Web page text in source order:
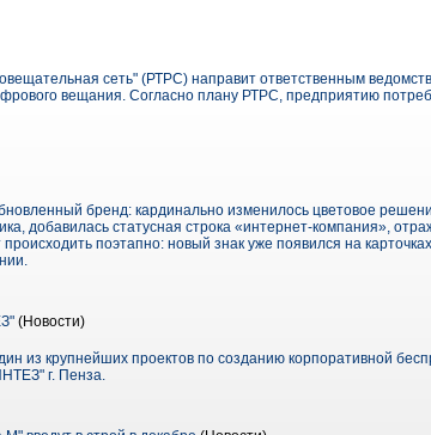
сеть" (РТРС) направит ответственным
вещания. Согласно плану РТРС, предприятию
бренд: кардинально изменилось цветовое
добавилась статусная строка «интернет-компания»,
поэтапно: новый знак уже появился на
(Новости)
из крупнейших проектов по созданию корпоративной
г. Пенза.